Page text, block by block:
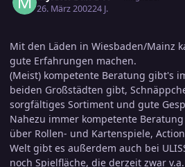
26. März 200224 J.
Mit den Läden in Wiesbaden/Mainz
gute Erfahrungen machen.
(Meist) kompetente Beratung gibt's
beiden Großstädten gibt,
sorgfältiges Sortiment und gute
Nahezu immer kompetente
über Rollen- und Kartenspiele,
Welt gibt es außerdem auch bei
noch Spielfläche, die derzeit zwar